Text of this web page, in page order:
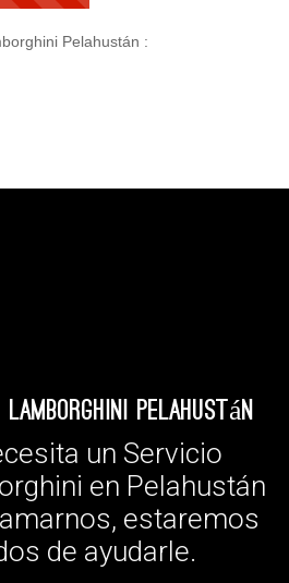
Pelahustán :
Pelahustán
un Servicio
en Pelahustán
estaremos
de ayudarle.